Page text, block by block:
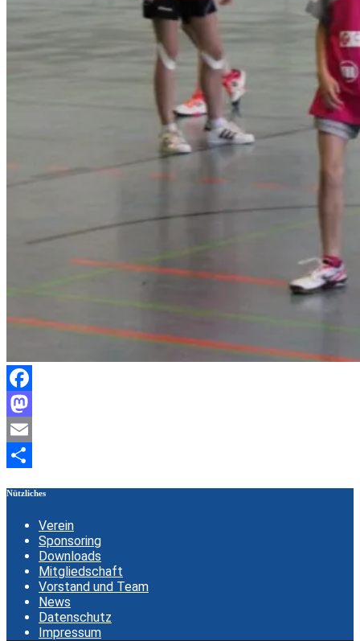
Facebook
Mastodon
Email
Nützliches
Verein
Sponsoring
Downloads
Mitgliedschaft
Vorstand und Team
News
Datenschutz
Impressum